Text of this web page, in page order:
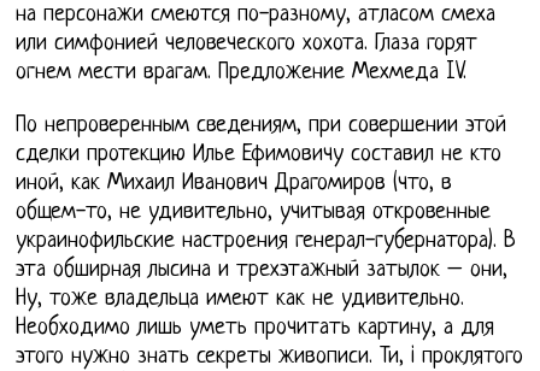
на персонажи смеются по-разному, атласом смеха
или симфонией человеческого хохота. Глаза горят
огнем мести врагам. Предложение Мехмеда IV.
По непроверенным сведениям, при совершении этой
сделки протекцию Илье Ефимовичу составил не кто
иной, как Михаил Иванович Драгомиров (что, в
общем-то, не удивительно, учитывая откровенные
украинофильские настроения генерал-губернатора). В
эта обширная лысина и трехэтажный затылок – они,
Ну, тоже владельца имеют как не удивительно.
Необходимо лишь уметь прочитать картину, а для
этого нужно знать секреты живописи. Ти, i проклятого